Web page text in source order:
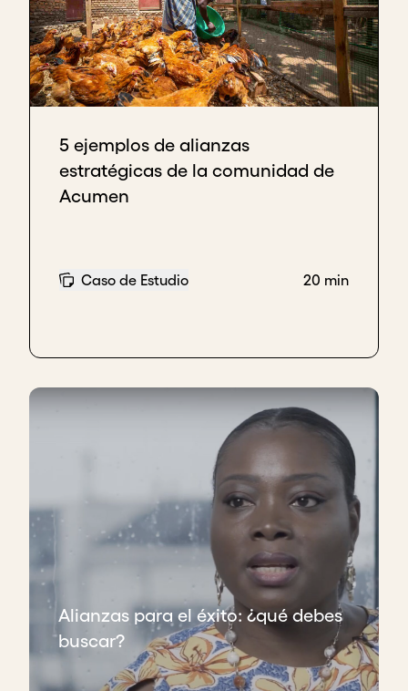
5 ejemplos de alianzas
estratégicas de la comunidad de
Acumen
Caso de Estudio 20 min
Alianzas para el éxito: ¿qué debes
buscar?